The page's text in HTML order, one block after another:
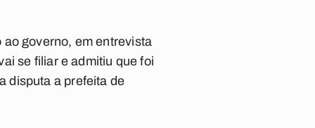
governo, em entrevista
se filiar e admitiu que foi
disputa a prefeita de